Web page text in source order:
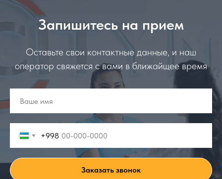
Запишитесь на прием
Оставьте свои контактные данные, и наш
оператор свяжется с вами в ближайщее время
+998
Заказать звонок